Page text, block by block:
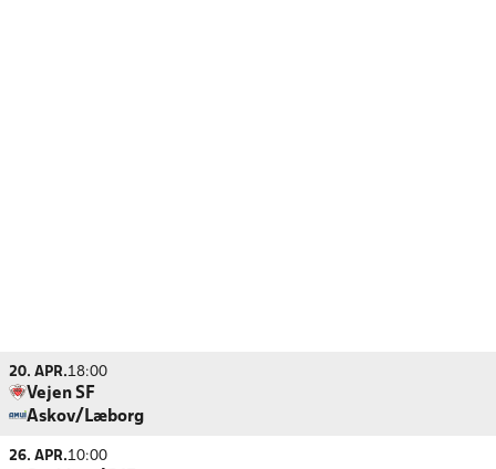
20. APR.18:00
Vejen SF
Askov/Læborg
26. APR.10:00